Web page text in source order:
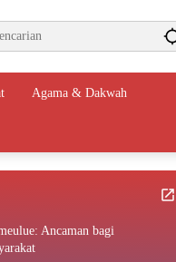
Agama & Dakwah
Ancaman bagi